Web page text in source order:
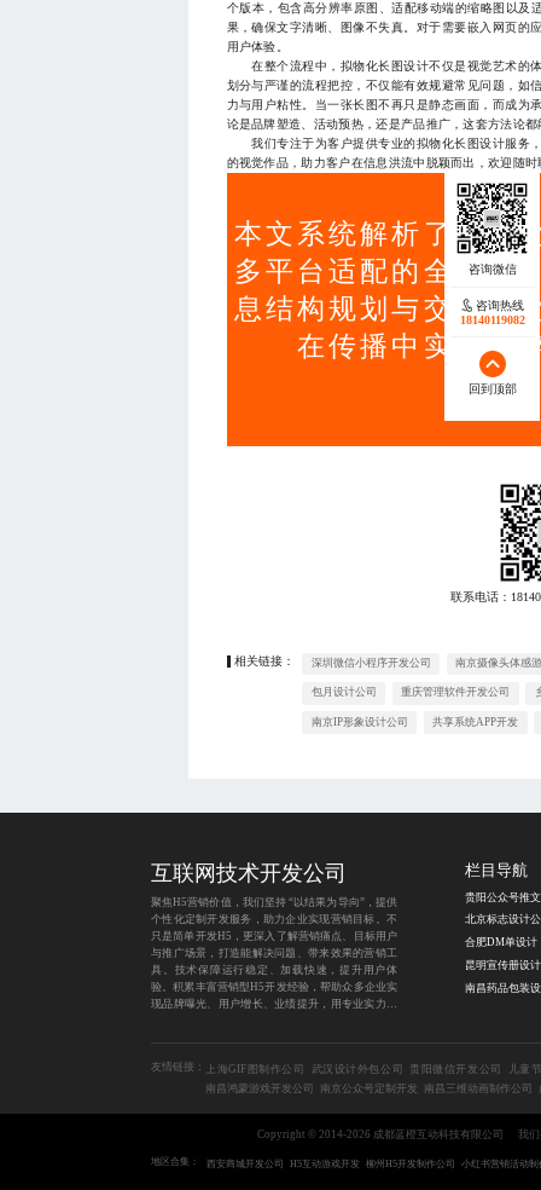
个版本，包含高分辨率原图、适配移动端的缩略图以及
果，确保文字清晰、图像不失真。对于需要嵌入网页的
用户体验。
在整个流程中，拟物化长图设计不仅是视觉艺术的
划分与严谨的流程把控，不仅能有效规避常见问题，如
力与用户粘性。当一张长图不再只是静态画面，而成为
论是品牌塑造、活动预热，还是产品推广，这套方法论
我们专注于为客户提供专业的拟物化长图设计服务
的视觉作品，助力客户在信息洪流中脱颖而出，欢迎随时
本文系统解析了拟物
多平台适配的全流程
息结构规划与交互优
在传播中实现高
联系电话：
相关链接： 深圳微信小程序开发公司 南京摄像头体感
包月设计公司 重庆管理软件开发公司
南京IP形象设计公司 共享系统APP开发
咨询热线
18140119082
回到顶部
互联网技术开发公司
聚焦H5营销价值，我们坚持 “以结果为导向”，提供
个性化定制开发服务，助力企业实现营销目标。不
只是简单开发H5，更深入了解营销痛点、目标用户
与推广场景，打造能解决问题、带来效果的营销工
具。技术保障运行稳定、加载快速，提升用户体
验。积累丰富营销型H5开发经验，帮助众多企业实
现品牌曝光、用户增长、业绩提升，用专业实力为
栏目导航
北京标志设计
合肥DM单设计
友情链接： 上海GIF图制作公司 武汉设计外包公司 贵阳微信开发公司
儿童
南昌鸿蒙游戏开发公司
南京公众号定制开发 南昌三维动画制作公司
Copyright © 2014-2026 成都蓝橙互动科技有限公司 我
地区合集： 西安商城开发公司 H5互动游戏开发 柳州H5开发制作公司 小红书营销活动制